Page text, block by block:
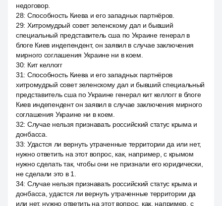
недоговор.
28: Способность Киева и его западных партнёров.
29: Хитромудрый совет зеленскому дал и бывший
специальный представитель сша по Украине генерал в
блоге Киев индепендент, он заявил в случае заключения
мирного соглашения Украине ни в коем.
30: Кит келлогг
31: Способность Киева и его западных партнёров
хитромудрый совет зеленскому дал и бывший специальный
представитель сша по Украине генерал кит келлогг в блоге
Киев индепендент он заявил в случае заключения мирного
соглашения Украине ни в коем.
32: Случае нельзя признавать российский статус крыма и
донбасса.
33: Удастся ли вернуть утраченные территории да или нет,
нужно ответить на этот вопрос, как, например, с крымом
нужно сделать так, чтобы они не признали его юридически,
не сделали это в 1.
34: Случае нельзя признавать российский статус крыма и
донбасса, удастся ли вернуть утраченные территории да
или нет, нужно ответить на этот вопрос, как, например, с